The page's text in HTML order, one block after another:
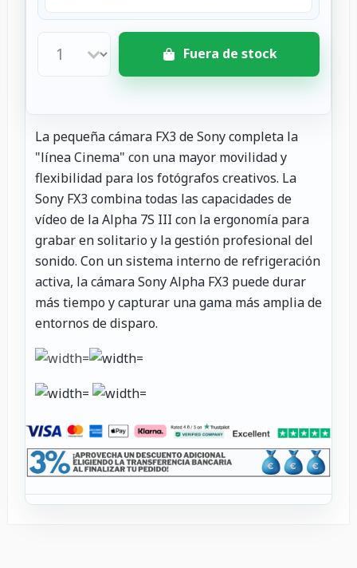
Fuera de stock
La pequeña cámara FX3 de Sony completa la
"línea Cinema" con una mayor movilidad y
flexibilidad para los fotógrafos creativos. La
Sony FX3 combina todas las capacidades de
vídeo de la Alpha 7S III con la ergonomía para
grabar en solitario y la gestión profesional del
sonido. Con un sistema interno de refrigeración
activa, la cámara Sony Alpha FX3 puede durar
más tiempo y capturar una gama más amplia de
entornos de disparo.